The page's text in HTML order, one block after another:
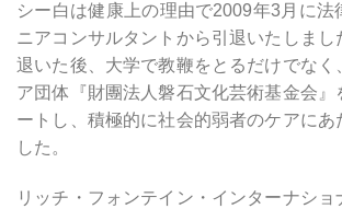
シー白は健康上の理由で2009年3月に法
ニアコンサルタントから引退いたしまし
退いた後、大学で教鞭をとるだけでなく
ア団体『財團法人磐石文化芸術基金会』
ートし、積極的に社会的弱者のケアにあ
した。
リッチ・フォンテイン・インターナショ